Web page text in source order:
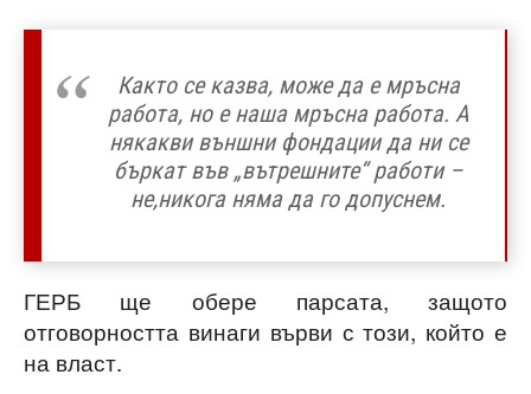
Както се казва, може да е мръсна
работа, но е наша мръсна работа. А
някакви външни фондации да ни се
бъркат във „вътрешните“ работи –
не,никога няма да го допуснем.
ГЕРБ ще обере парсата, защото
отговорността винаги върви с този, който е
на власт.